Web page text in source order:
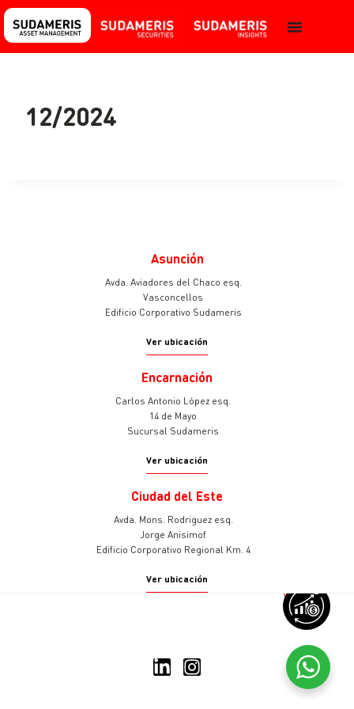
v
12/2024
Asunción
Avda. Aviadores del Chaco esq.
Vasconcellos
Edificio Corporativo Sudameris
Ver ubicación
Encarnación
Carlos Antonio López esq.
14 de Mayo
Sucursal Sudameris
Ver ubicación
Ciudad del Este
Avda. Mons. Rodriguez esq.
Jorge Anisimof
Edificio Corporativo Regional Km. 4
Ver ubicación